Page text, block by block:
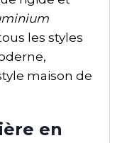
les styles
maison de
en